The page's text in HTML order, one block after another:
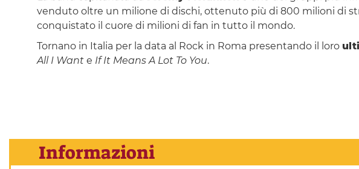
venduto oltre un milione di dischi, ottenuto più di 800 milioni di
conquistato il cuore di milioni di fan in tutto il mondo.
Tornano in Italia per la data al Rock in Roma presentando il loro
All I Wante If It Means A Lot To You.
Informazioni